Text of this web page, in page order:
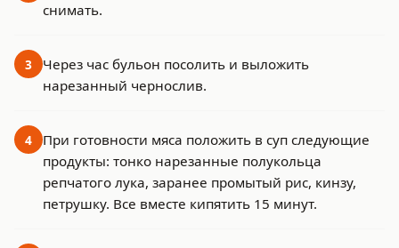
снимать.
3
Через час бульон посолить и выложить
нарезанный чернослив.
4
При готовности мяса положить в суп следующие
продукты: тонко нарезанные полукольца
репчатого лука, заранее промытый рис, кинзу,
петрушку. Все вместе кипятить 15 минут.